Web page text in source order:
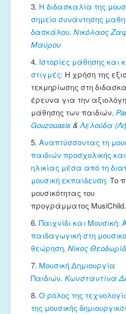
3. Η διδασκαλία της
σημείο συνάντησης
δασκάλου. Νικόλαος
Μαύρου
4. Ιστορίες μάθησης και
στιγμές: Η χρήση της
τεκμηρίωσης στη
έρευνα για την
μάθησης των παιδιών.
Gouzouasis & Λελούδα
5. Αναπτύσσοντας τη
παιδιών προσχολικής
ηλικίας μέσα από τη
μουσική εκπαίδευση: Το
μουσικότητας του
προγράμματος MusiChild.
6. Παιχνίδι και Μουσική:
παιδαγωγική στη
θεώρηση. Νίκος
7. Μουσική Δημιουργία
Παιδιών. Κωνσταντίνα
8. Ο ρόλος της
της μουσικής